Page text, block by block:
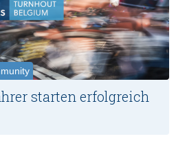
starten erfolgreich